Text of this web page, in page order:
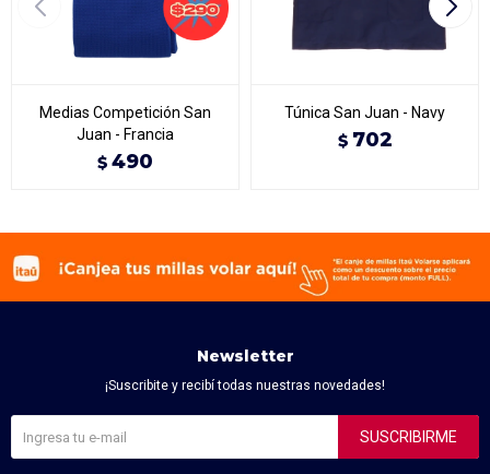
Medias Competición San
Juan - Francia
$ 490
Túnica San Juan - Navy
$ 702
Newsletter
¡Suscribite y recibí todas nuestras novedades!
SUSCRIBIRME